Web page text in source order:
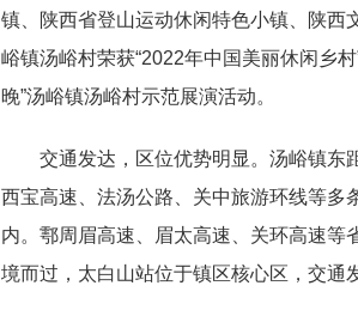
镇、
陕西省登山运动休闲特色小镇、 陕西
峪镇汤峪村荣获“2022年中国美丽休闲乡村
晚”汤峪镇汤峪村示范展演活动。
交通发达，区位优势明显。汤峪镇东
西宝高速、法汤公路、关中旅游环线等多
内。 鄠周眉高速、眉太高速、关环高速等
境而过，太白山站位于镇区核心区 ，交通